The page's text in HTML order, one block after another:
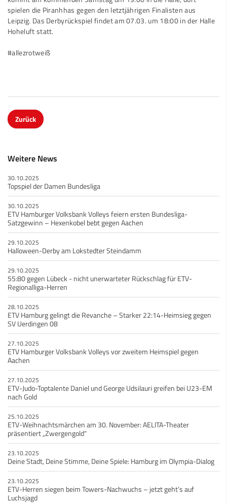
spielen die Piranhhas gegen den letztjährigen Finalisten aus
Leipzig. Das Derbyrückspiel findet am 07.03. um 18:00 in der Halle
Hoheluft statt.
#allezrotweiß
Zurück
Weitere News
30.10.2025
Topspiel der Damen Bundesliga
30.10.2025
ETV Hamburger Volksbank Volleys feiern ersten Bundesliga-
Satzgewinn – Hexenkobel bebt gegen Aachen
29.10.2025
Halloween-Derby am Lokstedter Steindamm
29.10.2025
55:80 gegen Lübeck - nicht unerwarteter Rückschlag für ETV-
Regionalliga-Herren
28.10.2025
ETV Hamburg gelingt die Revanche – Starker 22:14-Heimsieg gegen
SV Uerdingen 08
27.10.2025
ETV Hamburger Volksbank Volleys vor zweitem Heimspiel gegen
Aachen
27.10.2025
ETV-Judo-Toptalente Daniel und George Udsilauri greifen bei U23-EM
nach Gold
25.10.2025
ETV-Weihnachtsmärchen am 30. November: AELITA-Theater
präsentiert „Zwergengold“
23.10.2025
Deine Stadt, Deine Stimme, Deine Spiele: Hamburg im Olympia-Dialog
23.10.2025
ETV-Herren siegen beim Towers-Nachwuchs – jetzt geht’s auf
Luchsjagd